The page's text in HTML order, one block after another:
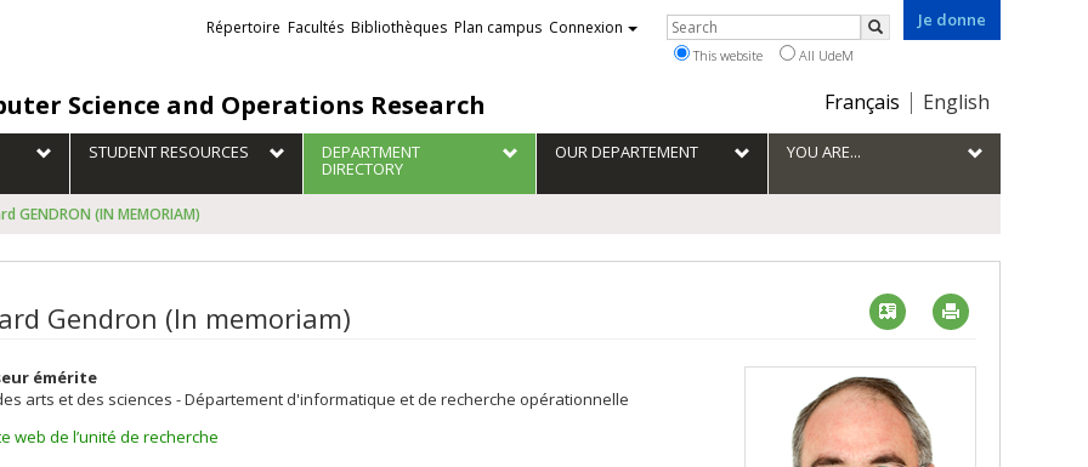
Science and Operations Research
Je donne
Choix
la
langue
Français English
Liens
externes
Répertoire Facultés Bibliothèques Plan campus Connexion Rechercher
Search
This website All UdeM
STUDENT RESOURCES DEPARTMENT
DIRECTORY
OUR DEPARTEMENT YOU ARE...
GENDRON (IN MEMORIAM)
Gendron (In memoriam) Vcard
émérite
arts et des sciences - Département d'informatique et de recherche opérationnelle
web de l’unité de recherche